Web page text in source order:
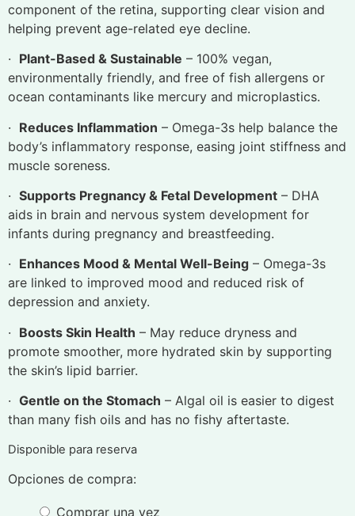
component of the retina, supporting clear vision and
helping prevent age-related eye decline.
· Plant-Based & Sustainable – 100% vegan,
environmentally friendly, and free of fish allergens or
ocean contaminants like mercury and microplastics.
· Reduces Inflammation – Omega-3s help balance the
body’s inflammatory response, easing joint stiffness and
muscle soreness.
· Supports Pregnancy & Fetal Development – DHA
aids in brain and nervous system development for
infants during pregnancy and breastfeeding.
· Enhances Mood & Mental Well-Being – Omega-3s
are linked to improved mood and reduced risk of
depression and anxiety.
· Boosts Skin Health – May reduce dryness and
promote smoother, more hydrated skin by supporting
the skin’s lipid barrier.
· Gentle on the Stomach – Algal oil is easier to digest
than many fish oils and has no fishy aftertaste.
Disponible para reserva
Opciones de compra:
Comprar una vez